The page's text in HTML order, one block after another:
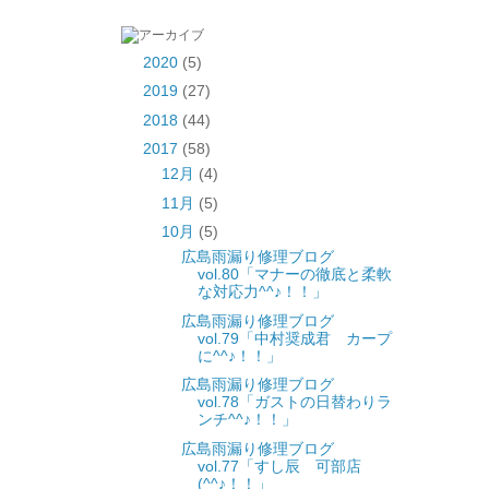
2020 (5)
2019 (27)
2018 (44)
2017 (58)
12月 (4)
11月 (5)
10月 (5)
広島雨漏り修理ブログ
vol.80「マナーの徹底と柔軟
な対応力^^♪！！」
広島雨漏り修理ブログ
vol.79「中村奨成君 カープ
に^^♪！！」
広島雨漏り修理ブログ
vol.78「ガストの日替わりラ
ンチ^^♪！！」
広島雨漏り修理ブログ
vol.77「すし辰 可部店
(^^♪！！」